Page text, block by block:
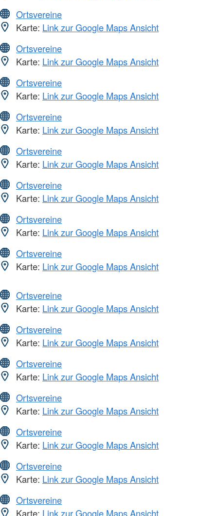
Ortsvereine
Karte: Link zur Google Maps Ansicht
Ortsvereine
Karte: Link zur Google Maps Ansicht
Ortsvereine
Karte: Link zur Google Maps Ansicht
Ortsvereine
Karte: Link zur Google Maps Ansicht
Ortsvereine
Karte: Link zur Google Maps Ansicht
Ortsvereine
Karte: Link zur Google Maps Ansicht
Ortsvereine
Karte: Link zur Google Maps Ansicht
Ortsvereine
Karte: Link zur Google Maps Ansicht
Ortsvereine
Karte: Link zur Google Maps Ansicht
Ortsvereine
Karte: Link zur Google Maps Ansicht
Ortsvereine
Karte: Link zur Google Maps Ansicht
Ortsvereine
Karte: Link zur Google Maps Ansicht
Ortsvereine
Karte: Link zur Google Maps Ansicht
Ortsvereine
Karte: Link zur Google Maps Ansicht
Ortsvereine
Karte: Link zur Google Maps Ansicht